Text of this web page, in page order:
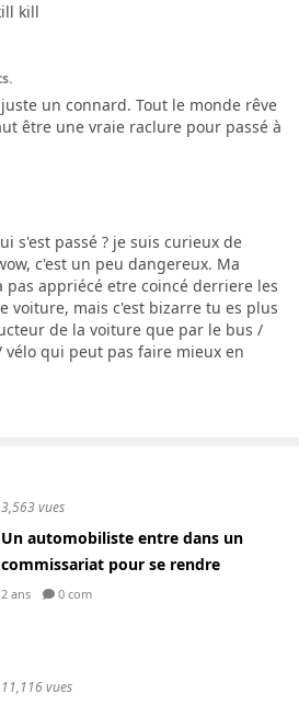
kill
juste un connard. Tout le monde rêve
être une vraie raclure pour passé à
s'est passé ? je suis curieux de
c'est un peu dangereux. Ma
pas appriécé etre coincé derriere les
voiture, mais c'est bizarre tu es plus
de la voiture que par le bus /
qui peut pas faire mieux en
3,563 vues
Un automobiliste entre dans un
commissariat pour se rendre
2 ans 0 com
11,116 vues